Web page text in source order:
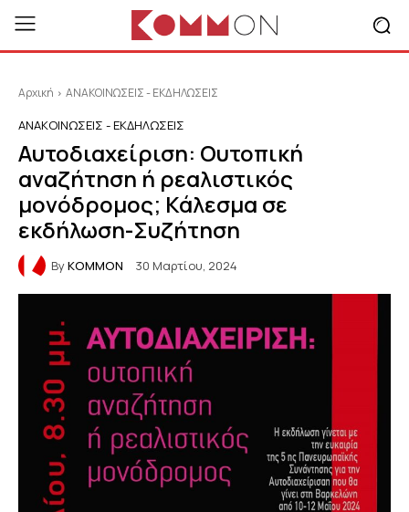
Αρχική ΑΝΑΚΟΙΝΩΣΕΙΣ - ΕΚΔΗΛΩΣΕΙΣ
ΑΝΑΚΟΙΝΩΣΕΙΣ - ΕΚΔΗΛΩΣΕΙΣ
Αυτοδιαχείριση: Ουτοπική
αναζήτηση ή ρεαλιστικός
μονόδρομος; Κάλεσμα σε
εκδήλωση-Συζήτηση
ByKOMMON 30 Μαρτίου, 2024